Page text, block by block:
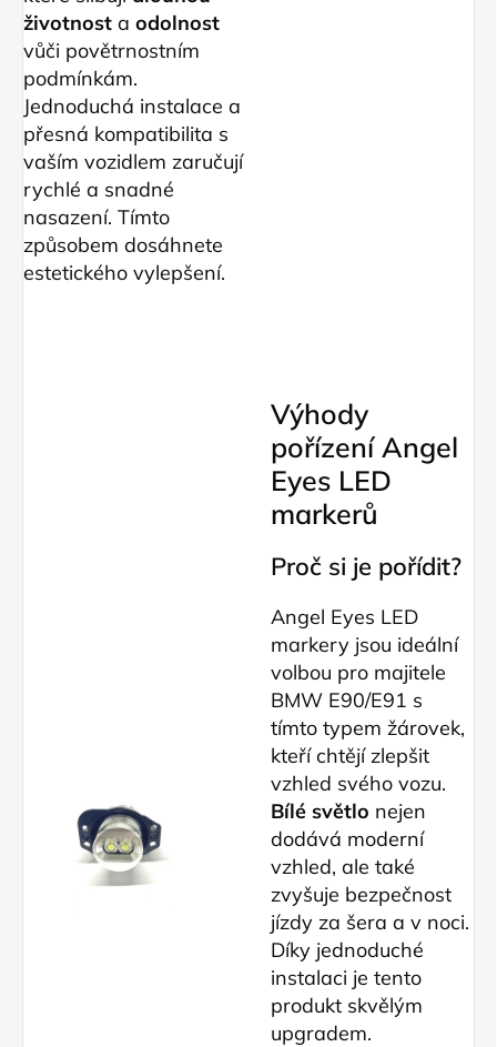
životnost a odolnost
vůči povětrnostním
podmínkám.
Jednoduchá instalace a
přesná kompatibilita s
vaším vozidlem zaručují
rychlé a snadné
nasazení. Tímto
způsobem dosáhnete
estetického vylepšení.
Výhody
pořízení Angel
Eyes LED
markerů
Proč si je pořídit?
Angel Eyes LED
markery jsou ideální
volbou pro majitele
BMW E90/E91 s
tímto typem žárovek,
kteří chtějí zlepšit
vzhled svého vozu.
Bílé světlo nejen
dodává moderní
vzhled, ale také
zvyšuje bezpečnost
jízdy za šera a v noci.
Díky jednoduché
instalaci je tento
produkt skvělým
upgradem.